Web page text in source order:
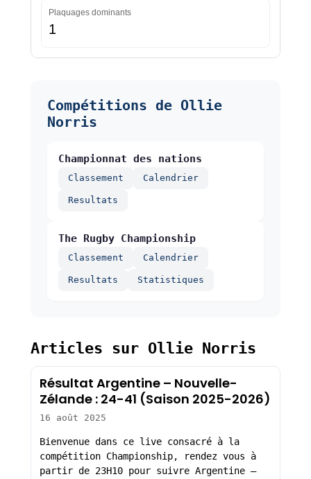
Plaquages dominants
1
Compétitions de Ollie
Norris
Championnat des nations
Classement Calendrier
Resultats
The Rugby Championship
Classement Calendrier
Resultats Statistiques
Articles sur Ollie Norris
Résultat Argentine – Nouvelle-
Zélande : 24-41 (Saison 2025-2026)
16 août 2025
Bienvenue dans ce live consacré à la
compétition Championship, rendez vous à
partir de 23H10 pour suivre Argentine –